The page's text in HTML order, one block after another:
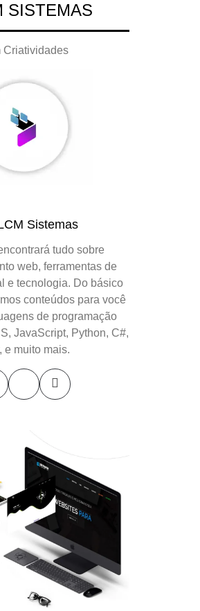
SISTEMAS
Criatividades
Sistemas
tudo sobre
web, ferramentas de
e tecnologia. Do básico
conteúdos para você
de programação
JavaScript, Python, C#,
e muito mais.